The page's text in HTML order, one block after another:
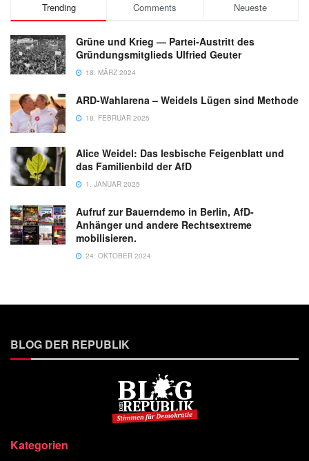
Trending Comments Neueste
Grüne und Krieg — Partei-Austritt des
Gründungsmitglieds Ulfried Geuter
18. MÄRZ 2024
ARD-Wahlarena – Weidels Lügen sind Methode
18. FEBRUAR 2025
Alice Weidel: Das lesbische Feigenblatt und
das Familienbild der AfD
1. JANUAR 2025
Aufruf zur Bauerndemo in Berlin, AfD-
Anhänger und andere Rechtsextreme
mobilisieren.
24. OKTOBER 2024
BLOG DER REPUBLIK
Kategorien